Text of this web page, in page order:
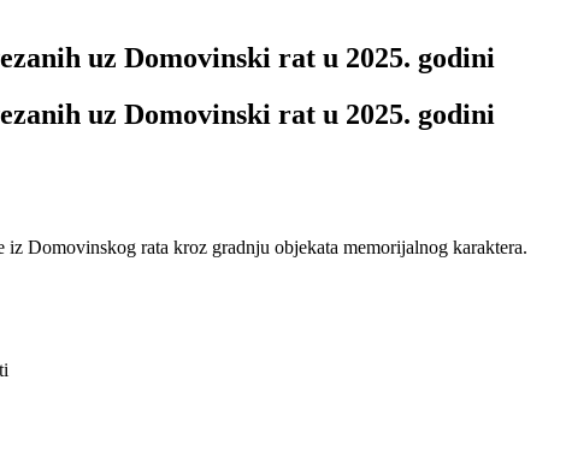
uz Domovinski rat u 2025. godini
uz Domovinski rat u 2025. godini
Domovinskog rata kroz gradnju objekata memorijalnog karaktera.